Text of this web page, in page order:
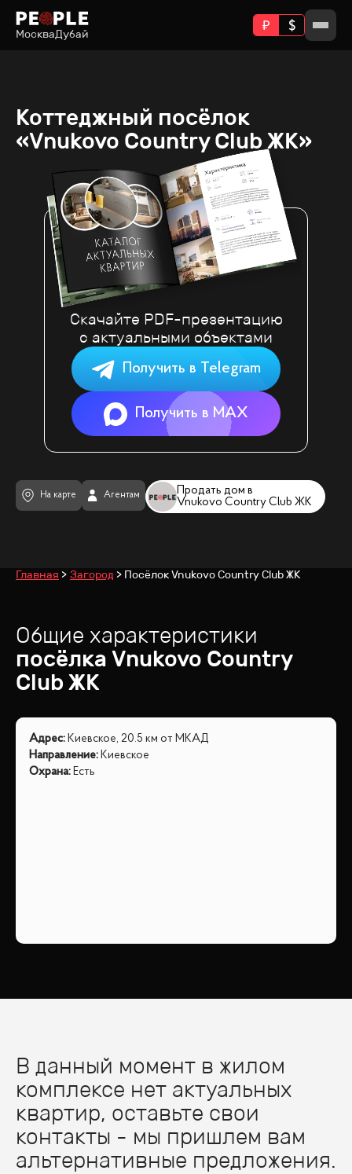
МоскваДубай
Коттеджный посёлок
«Vnukovo Country Club ЖК»
Продать дом в
Vnukovo Country Club ЖК
На карте Агентам
Скачайте PDF-презентацию
с актуальными объектами
Получить в Telegram
Получить в MAX
Главная Загород Посёлок Vnukovo Country Club ЖК
Общие характеристики
посёлка Vnukovo Country
Club ЖК
Адрес: Киевское, 20.5 км от МКАД
Направление: Киевское
Охрана: Есть
В данный момент в жилом
комплексе нет актуальных
квартир, оставьте свои
контакты - мы пришлем вам
альтернативные предложения.